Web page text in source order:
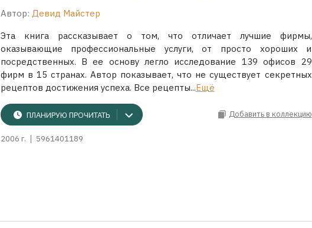
Автор: Девид Майстер
Эта книга рассказывает о том, что отличает лучшие фирмы,
оказывающие профессиональные услуги, от просто хороших и
посредственных. В ее основу легло исследование 139 офисов 29
фирм в 15 странах. Автор показывает, что не существует секретных
рецептов достижения успеха. Все рецепты...Ещё
ПЛАНИРУЮ ПРОЧИТАТЬ Добавить в коллекцию
2006 г. 5961401189